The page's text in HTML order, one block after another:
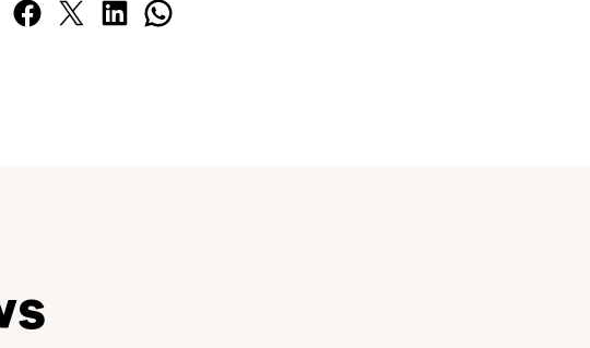
Facebook X LinkedIn WhatsApp